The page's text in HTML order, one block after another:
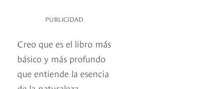
PUBLICIDAD
Creo que es el libro más
básico y más profundo
que entiende la esencia